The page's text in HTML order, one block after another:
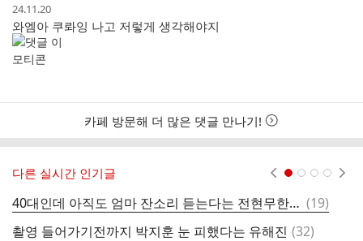
작
성
시
간
24.11.20
와엠아 쿠롸잉 나고 저렇게 생각해야지
카페 방문해 더 많은 댓글 만나기!
다른 실시간 인기글
40대인데 아직도 엄마 잔소리 듣는다는 전현무한테 코쿤이 하는 말 댓
글
(19)
촬영 들어가기전까지 박지훈 눈 피했다는 유해진 댓
(32)